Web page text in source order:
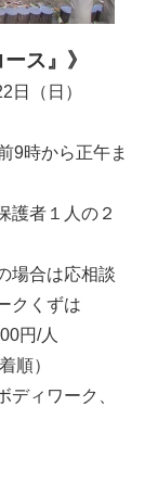
ス』》
日（日）
9時から正午ま
護者１人の２
合は応相談
クくずは
円/人
順）
ィワーク、